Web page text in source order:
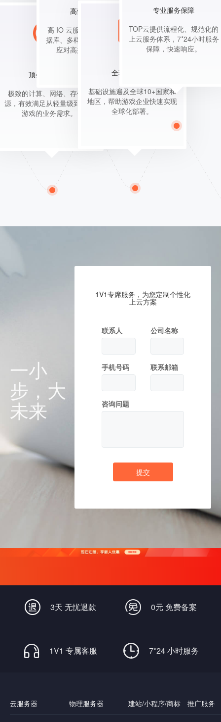
顶尖基础设施
极致的计算、网络、存储资
源，有效满足从轻量级到重度
游戏的业务需求。
高性能云产品
高 IO 云服务器、高可用云数
据库、多样化存储方案，轻松
应对高并发海量访问。
全球数据中心
基础设施遍及全球10+国家和
地区，帮助游戏企业快速实现
全球化部署。
专业服务保障
TOP云提供流程化、规范化的
上云服务体系，7*24小时服务
保障，快速响应。
一小
步，大
未来
1V1专席服务，为您定制个性化
上云方案
联系人 公司名称
手机号码 联系邮箱
咨询问题
提交
3天 无忧退款 0元 免费备案
1V1 专属客服 7*24 小时服务
云服务器 物理服务器 建站/小程序/商标 推广服务